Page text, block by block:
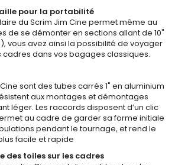
pour la portabilité
du Scrim Jim Cine permet même au
de se démonter en sections allant de 10"
vous avez ainsi la possibilité de voyager
dans vos bagages classiques.
sont des tubes carrés 1" en aluminium
aux montages et démontages
léger. Les raccords disposent d’un clic
au cadre de garder sa forme initiale
pendant le tournage, et rend le
facile et rapide
des toiles sur les cadres